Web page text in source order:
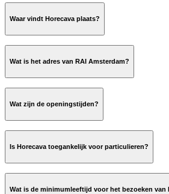
Waar vindt Horecava plaats?
Wat is het adres van RAI Amsterdam?
Wat zijn de openingstijden?
Is Horecava toegankelijk voor particulieren?
Wat is de minimumleeftijd voor het bezoeken van